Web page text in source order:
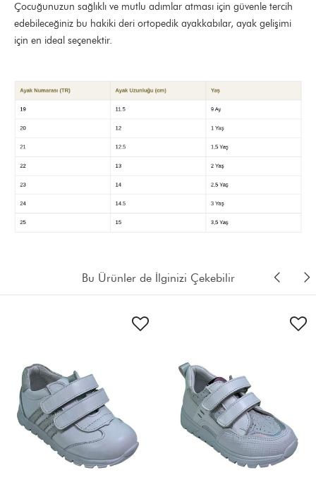
Çocuğunuzun sağlıklı ve mutlu adımlar atması için güvenle tercih
edebileceğiniz bu hakiki deri ortopedik ayakkabılar, ayak gelişimi
için en ideal seçenektir.
Bu Ürünler de İlginizi Çekebilir